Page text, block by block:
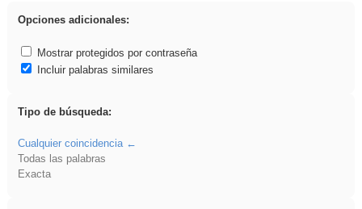
Opciones adicionales:
Mostrar protegidos por contraseña
Incluir palabras similares
Tipo de búsqueda:
Cualquier coincidencia
Todas las palabras
Exacta